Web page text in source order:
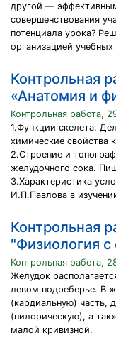
другой —
совершенствования
потенциала урока?
организацией учебных
Контрольная
«Анатомия и
Контрольная работа,
1.Функции скелета.
химические свойства
2.Строение и
желудочного сока.
3.Характеристика
И.П.Павлова в
Контрольная
"Физиология
Контрольная работа,
Желудок
левом подреберье. В
(кардиальную) часть,
(пилорическую), а
малой кривизной.